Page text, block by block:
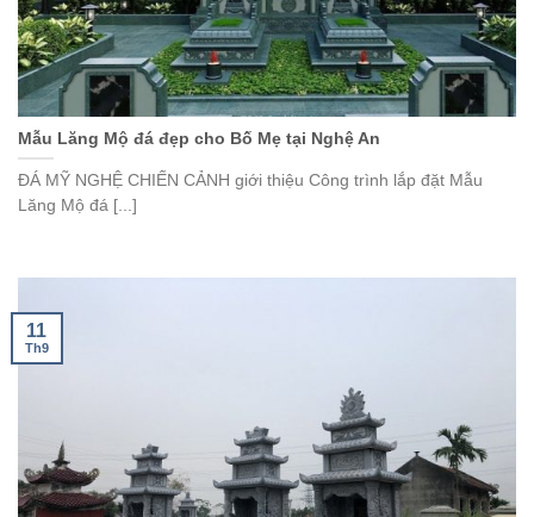
Mẫu Lăng Mộ đá đẹp cho Bố Mẹ tại Nghệ An
ĐÁ MỸ NGHỆ CHIẾN CẢNH giới thiệu Công trình lắp đặt Mẫu
Lăng Mộ đá [...]
11
Th9